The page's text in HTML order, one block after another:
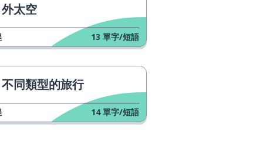
外太空
13 單字/短語
不同類型的旅行
14 單字/短語